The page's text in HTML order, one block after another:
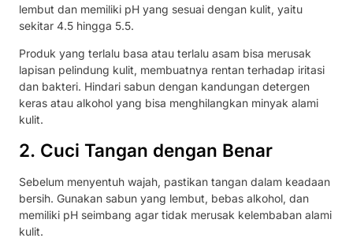
lembut dan memiliki pH yang sesuai dengan kulit, yaitu
sekitar 4.5 hingga 5.5.
Produk yang terlalu basa atau terlalu asam bisa merusak
lapisan pelindung kulit, membuatnya rentan terhadap iritasi
dan bakteri. Hindari sabun dengan kandungan detergen
keras atau alkohol yang bisa menghilangkan minyak alami
kulit.
2. Cuci Tangan dengan Benar
Sebelum menyentuh wajah, pastikan tangan dalam keadaan
bersih. Gunakan sabun yang lembut, bebas alkohol, dan
memiliki pH seimbang agar tidak merusak kelembaban alami
kulit.